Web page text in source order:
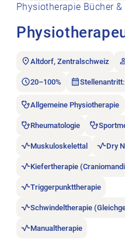
Physiotherapie Bücher &
Altdorf, Zentralschweiz
20–100%
Allgemeine Physiotherapie
Rheumatologie
Muskuloskelettal Dry
Kiefertherapie
Triggerpunkttherapie
Schwindeltherapie
Manualtherapie